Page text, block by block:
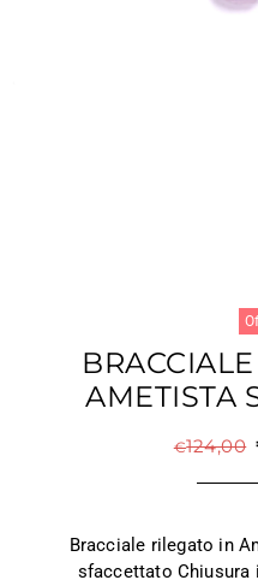
AMETISTA
€124,00
Bracciale rilegato in
sfaccettato